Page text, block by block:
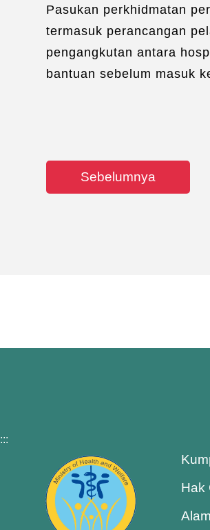
Pasukan perkhidmatan
termasuk perancangan
pengangkutan antara
bantuan sebelum masuk
Sebelumnya
:::
Hak